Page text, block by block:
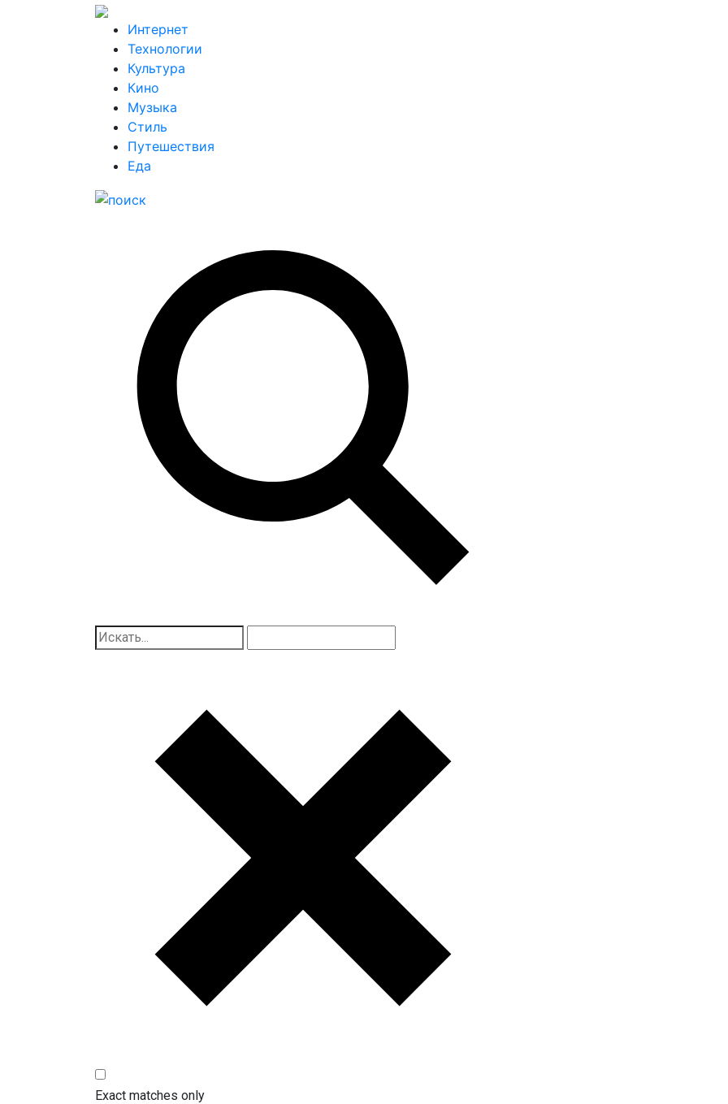
Интернет
Технологии
Культура
Кино
Музыка
Стиль
Путешествия
Еда
Exact matches only